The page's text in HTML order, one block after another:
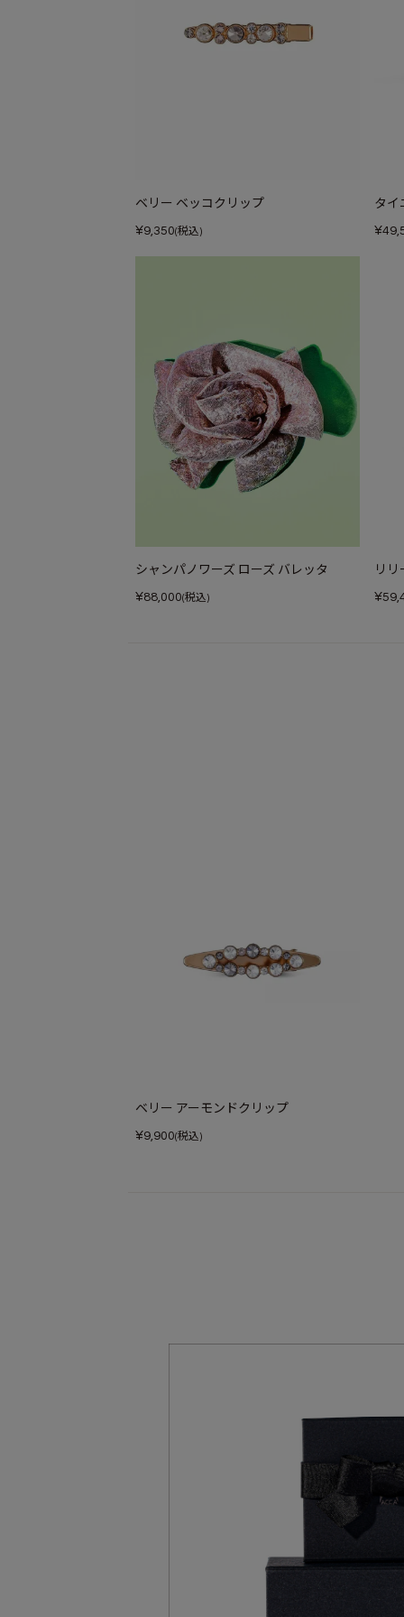
ベリー ベッコクリップ
¥9,350(税込)
タイ
¥
シャンパノワーズ ローズ バレッタ
¥88,000(税込)
リリ
¥
ベリー アーモンドクリップ
¥9,900(税込)